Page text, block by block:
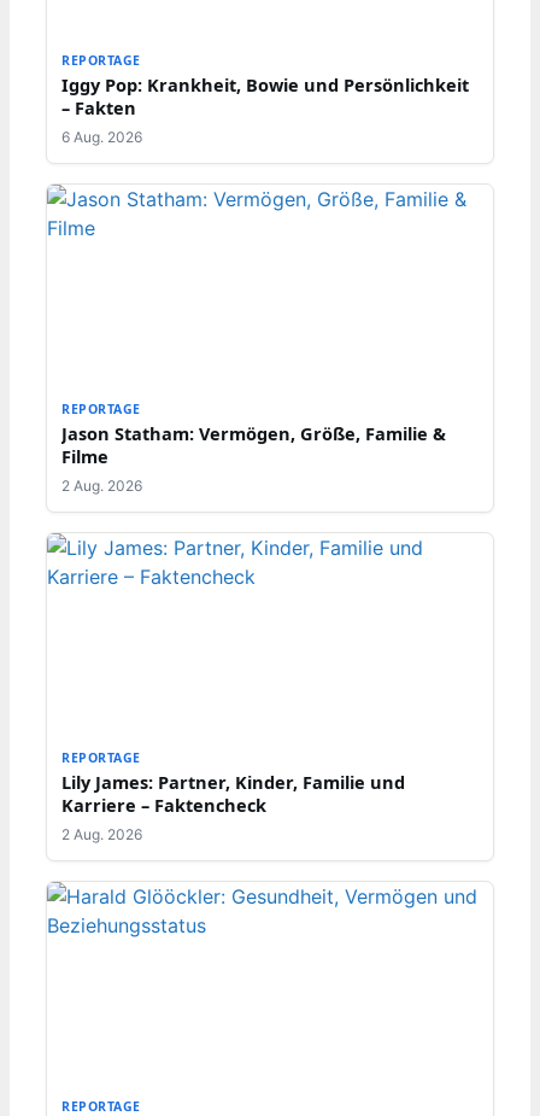
REPORTAGE
Iggy Pop: Krankheit, Bowie und Persönlichkeit
– Fakten
6 Aug. 2026
REPORTAGE
Jason Statham: Vermögen, Größe, Familie &
Filme
2 Aug. 2026
REPORTAGE
Lily James: Partner, Kinder, Familie und
Karriere – Faktencheck
2 Aug. 2026
REPORTAGE